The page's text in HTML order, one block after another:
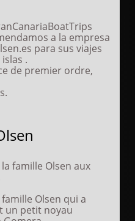
a la empresa
para sus viajes
.
de premier ordre,
famille Olsen aux
Olsen qui a
un petit noyau